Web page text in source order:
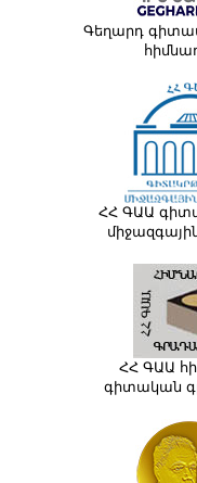
Գեղարդ
ՀՀ ԳԱԱ
ՀՀ ԳԱԱ
գիտական